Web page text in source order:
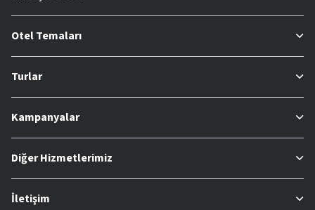
Otel Temaları
Turlar
Kampanyalar
Diğer Hizmetlerimiz
İletişim